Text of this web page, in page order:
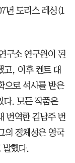
년 도리스 레싱(1
구소 연구원이 된
고, 이후 켄트 대
으로 석사를 받은
다. 모든 작품은
번역한 김남주 번
의 정체성은 영국
말했다.